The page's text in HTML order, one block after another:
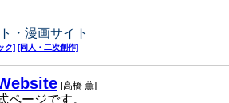
・漫画サイト
ク] [同人・二次創作]
[高橋 薫]
ページです。